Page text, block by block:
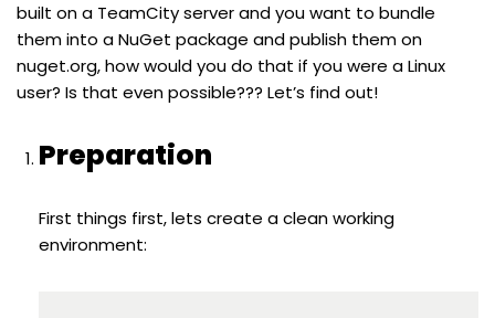
built on a TeamCity server and you want to bundle
them into a NuGet package and publish them on
nuget.org, how would you do that if you were a Linux
user? Is that even possible??? Let’s find out!
Preparation
First things first, lets create a clean working
environment: